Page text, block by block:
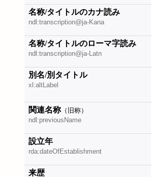
名称/タイトルのカナ読み
ndl:transcription@ja-Kana
名称/タイトルのローマ字読み
ndl:transcription@ja-Latn
別名/別タイトル
xl:altLabel
関連名称（旧称）
ndl:previousName
設立年
rda:dateOfEstablishment
来歴